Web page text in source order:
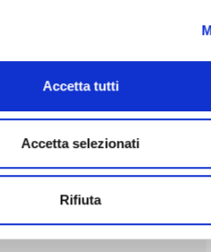
Accetta tutti
Accetta selezionati
Rifiuta